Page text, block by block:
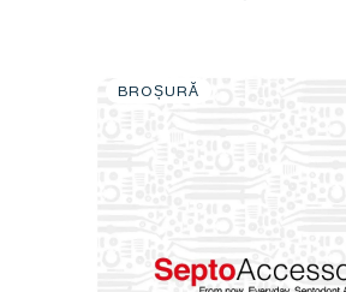
BROȘURĂ